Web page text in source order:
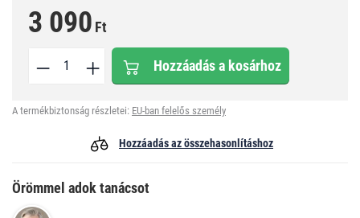
3 090 Ft
Hozzáadás a kosárhoz
A termékbiztonság részletei: EU-ban felelős személy
Hozzáadás az összehasonlításhoz
Örömmel adok tanácsot